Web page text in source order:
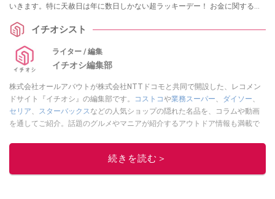
いきます。特に天赦日は年に数日しかない超ラッキーデー！ お金に関するこ
イチオシスト
ライター / 編集
イチオシ編集部
株式会社オールアバウトが株式会社NTTドコモと共同で開設した、レコメン
ドサイト『イチオシ』の編集部です。
コストコや業務スーパー、 ダイソー、
セリア、 スターバックスなどの人気ショップの隠れた名品を、コラムや動画
を通してご紹介。話題のグルメやマニアが紹介するアウトドア情報も満載で
レビューしています。毎日トレンド情報をお届けしているので、ぜひ
してください！続きを読む＞